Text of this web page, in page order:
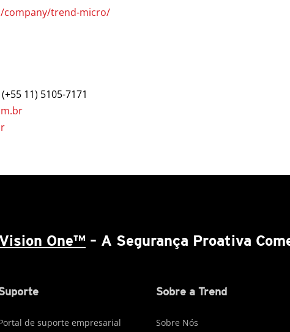
company/trend-micro/
11) 5105-7171
One™ – A Segurança Proativa
de suporte empresarial
Sobre a Trend
Sobre Nós